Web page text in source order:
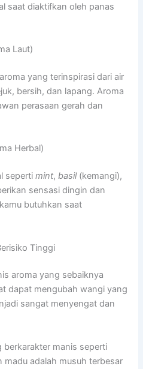
saat diaktifkan oleh panas
Laut)
yang terinspirasi dari air
bersih, dan lapang. Aroma
perasaan gerah dan
Herbal)
sepertimint,basil(kemangi),
sensasi dingin dan
butuhkan saat
Tinggi
aroma yang sebaiknya
dapat mengubah wangi yang
sangat menyengat dan
berkarakter manis seperti
madu adalah musuh terbesar